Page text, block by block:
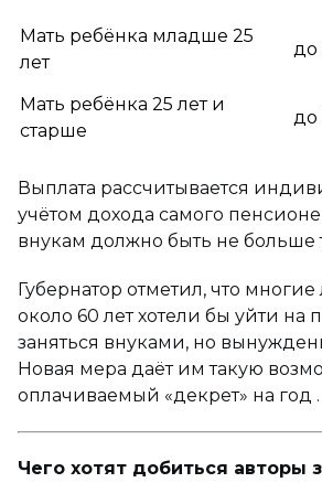
Мать ребёнка младше 25
лет
до
Мать ребёнка 25 лет и
старше
до
Выплата рассчитывается
учётом дохода самого
внукам должно быть не больше
Губернатор отметил, что
около 60 лет хотели бы уйти на
заняться внуками, но
Новая мера даёт им такую
оплачиваемый «декрет» на год .
Чего хотят добиться авторы